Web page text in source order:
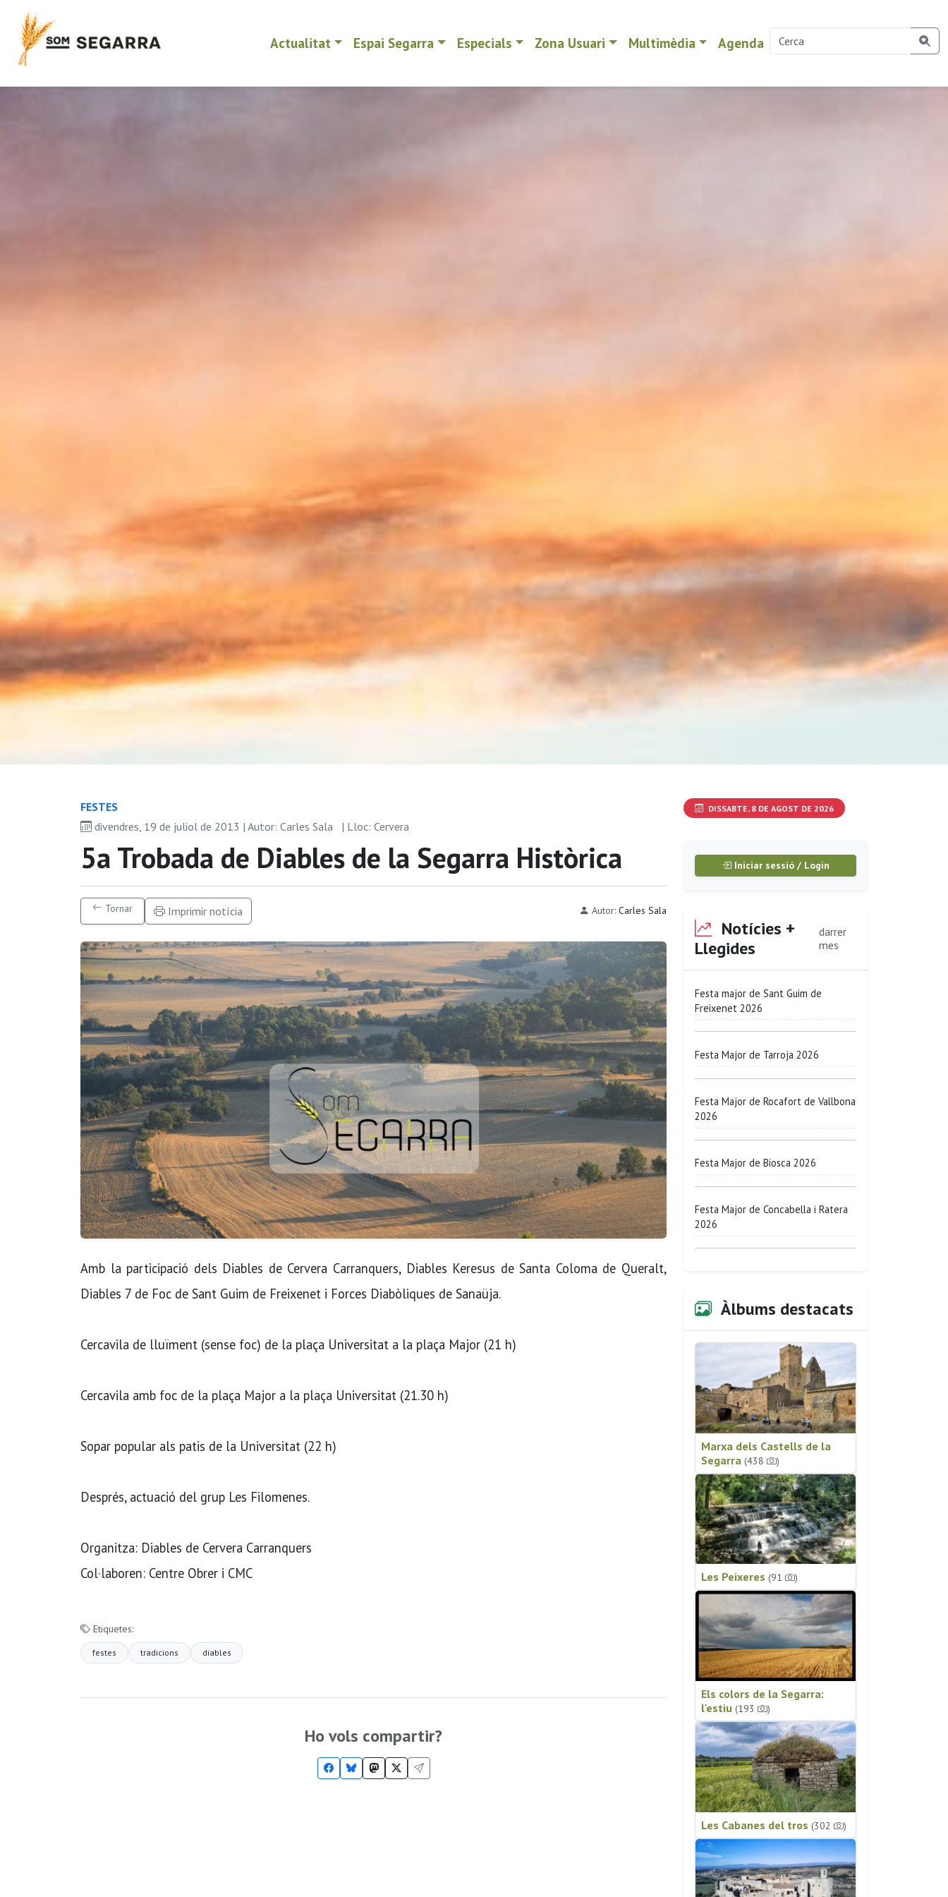
Actualitat Espai Segarra Especials Zona Usuari Multimèdia Agenda
FESTES
divendres, 19 de juliol de 2013 | Autor: Carles Sala
| Lloc: Cervera
5a Trobada de Diables de la Segarra Històrica
Tornar Imprimir notícia Autor: Carles Sala
Amb la participació dels Diables de Cervera Carranquers, Diables Keresus de Santa Coloma de Queralt,
Diables 7 de Foc de Sant Guim de Freixenet i Forces Diabòliques de Sanaüja.
Cercavila de lluïment (sense foc) de la plaça Universitat a la plaça Major (21 h)
Cercavila amb foc de la plaça Major a la plaça Universitat (21.30 h)
Sopar popular als patis de la Universitat (22 h)
Després, actuació del grup Les Filomenes.
Organitza: Diables de Cervera Carranquers
Col·laboren: Centre Obrer i CMC
Etiquetes:
festes tradicions diables
Ho vols compartir?
DISSABTE, 8 DE AGOST DE 2026
Iniciar sessió / Login
Notícies +
Llegides
darrer
mes
Festa major de Sant Guim de
Freixenet 2026
Festa Major de Tarroja 2026
Festa Major de Rocafort de Vallbona
2026
Festa Major de Biosca 2026
Festa Major de Concabella i Ratera
2026
Àlbums destacats
Marxa dels Castells de la
Segarra (438 )
Les Peixeres (91 )
Els colors de la Segarra:
l'estiu (193 )
Les Cabanes del tros (302 )